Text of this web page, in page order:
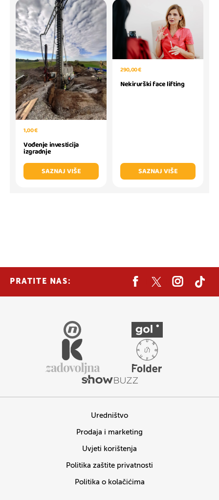
1,00 €
Vođenje investicija
izgradnje
SAZNAJ VIŠE
290,00 €
Nekirurški face lifting
SAZNAJ VIŠE
PRATITE NAS:
Uredništvo
Prodaja i marketing
Uvjeti korištenja
Politika zaštite privatnosti
Politika o kolačićima